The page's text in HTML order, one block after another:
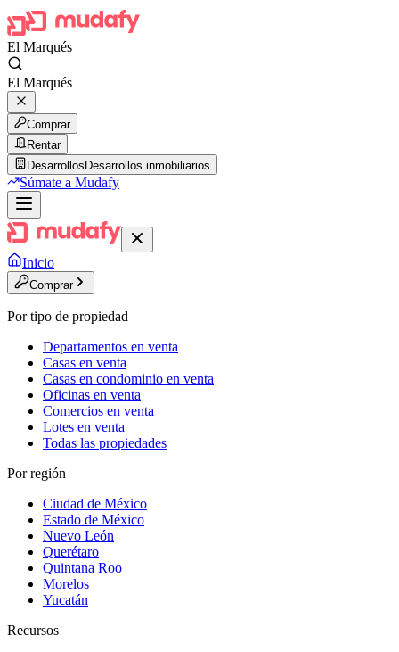
El Marqués
El Marqués
Comprar
Rentar
Desarrollos Desarrollos inmobiliarios
Súmate a Mudafy
Inicio
Comprar
Por tipo de propiedad
Departamentos en venta
Casas en venta
Casas en condominio en venta
Oficinas en venta
Comercios en venta
Lotes en venta
Todas las propiedades
Por región
Ciudad de México
Estado de México
Nuevo León
Querétaro
Quintana Roo
Morelos
Yucatán
Recursos